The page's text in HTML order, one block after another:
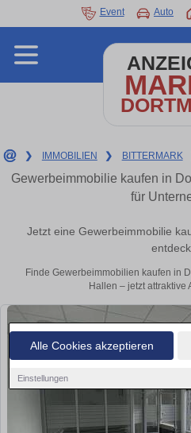
Alle Cookies akzeptieren
Einstellungen
Event Auto
❯ IMMOBILIEN ❯ BITTERMARK
Gewerbeimmobilie kaufen in
für
Jetzt eine Gewerbeimmobilie
Finde Gewerbeimmobilien kaufen in
Hallen – jetzt attraktive